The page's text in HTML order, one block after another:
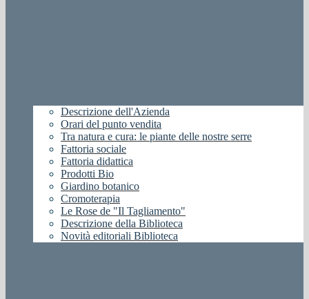
Descrizione dell'Azienda
Orari del punto vendita
Tra natura e cura: le piante delle nostre serre
Fattoria sociale
Fattoria didattica
Prodotti Bio
Giardino botanico
Cromoterapia
Le Rose de "Il Tagliamento"
Descrizione della Biblioteca
Novità editoriali Biblioteca